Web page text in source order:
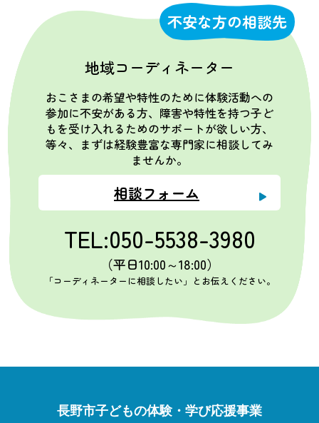
不安な方の相談先
地域コーディネーター
おこさまの希望や特性のために体験活動への
参加に不安がある方、障害や特性を持つ子ど
もを受け入れるためのサポートが欲しい方、
等々、まずは経験豊富な専門家に相談してみ
ませんか。
相談フォーム
TEL:050-5538-3980
（平日10:00～18:00）
「コーディネーターに相談したい」とお伝えください。
長野市子どもの体験・学び応援事業